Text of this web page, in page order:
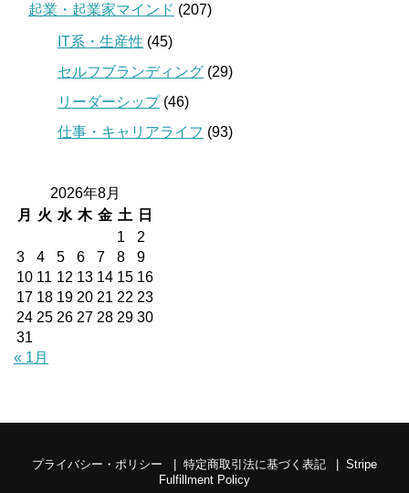
起業・起業家マインド (207)
IT系・生産性 (45)
セルフブランディング (29)
リーダーシップ(46)
仕事・キャリアライフ (93)
2026年8月
月
火 水 木 金 土
日
1
2
3
4 5 6 7 8
9
10 11 12 13 14 15 16
17 18 19 20 21 22 23
24 25 26 27 28 29 30
31
« 1月
プライバシー・ポリシー 特定商取引法に基づく表記
Stripe
Fulfillment Policy